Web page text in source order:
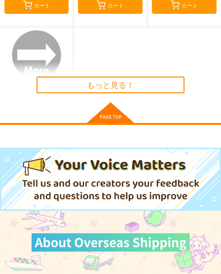
THE GALACTIC LEG
MASA企画
629円
オールキャラ
HE
サンプル
作品詳細
9mm Parebellum
YAMATO2.5
ガミラス愛国党
315円（税込）
古代進
けしからんイラストレ
ーションズ１０
にくきゅうのせんした
ち
宇宙戦艦ヤマト2202
妄想篇下巻の弐
富士原屋
（税込）
カート カート カート
もっと見る！